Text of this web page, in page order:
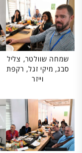
שמחה שוולטר, צליל
סבג, מיקי זגל, רקפת
וייזר